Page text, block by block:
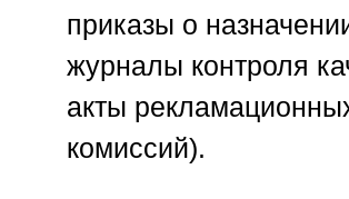
приказы о
журналы контроля
акты
комиссий).